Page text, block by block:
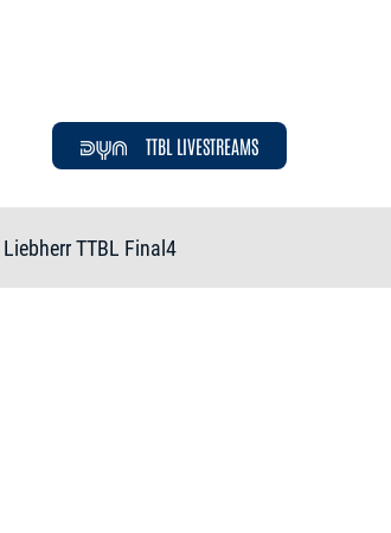
TTBL LIVESTREAMS
Liebherr TTBL Final4